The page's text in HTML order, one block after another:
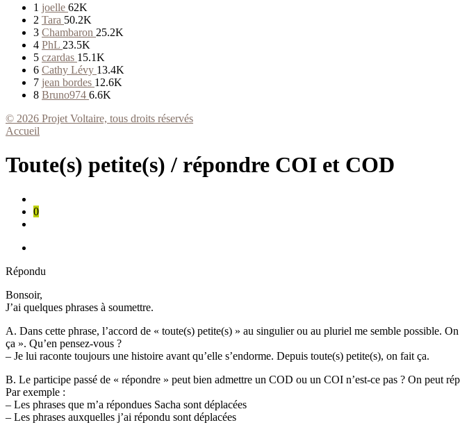
1 joelle 62K
2 Tara 50.2K
3 Chambaron 25.2K
4 PhL 23.5K
5 czardas 15.1K
6 Cathy Lévy 13.4K
7 jean bordes 12.6K
8 Bruno974 6.6K
© 2026 Projet Voltaire, tous droits réservés
Accueil
Toute(s) petite(s) / répondre COI et COD
0
Répondu
Bonsoir,
J’ai quelques phrases à soumettre.
A. Dans cette phrase, l’accord de « toute(s) petite(s) » au singulier ou au pluriel me semble possible.
ça ». Qu’en pensez-vous ?
– Je lui raconte toujours une histoire avant qu’elle s’endorme. Depuis toute(s) petite(s), on fait ça.
B. Le participe passé de « répondre » peut bien admettre un COD ou un COI n’est-ce pas ? On peut
Par exemple :
– Les phrases que m’a répondues Sacha sont déplacées
– Les phrases auxquelles j’ai répondu sont déplacées